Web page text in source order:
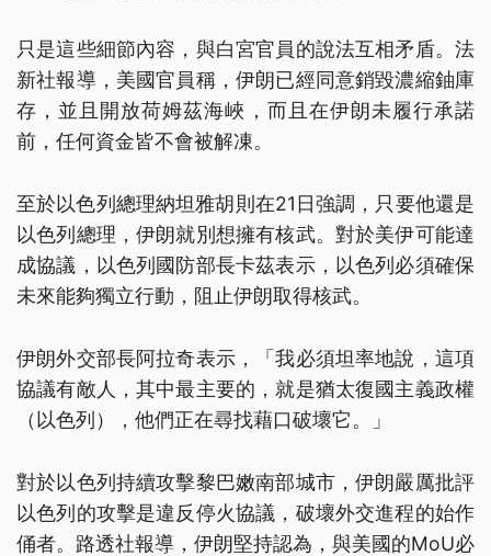
只是這些細節內容，與白宮官員的說法互相矛盾。法
新社報導，美國官員稱，伊朗已經同意銷毀濃縮鈾庫
存，並且開放荷姆茲海峽，而且在伊朗未履行承諾
前，任何資金皆不會被解凍。
至於以色列總理納坦雅胡則在21日強調，只要他還是
以色列總理，伊朗就別想擁有核武。對於美伊可能達
成協議，以色列國防部長卡茲表示，以色列必須確保
未來能夠獨立行動，阻止伊朗取得核武。
伊朗外交部長阿拉奇表示，「我必須坦率地說，這項
協議有敵人，其中最主要的，就是猶太復國主義政權
（以色列），他們正在尋找藉口破壞它。」
對於以色列持續攻擊黎巴嫩南部城市，伊朗嚴厲批評
以色列的攻擊是違反停火協議，破壞外交進程的始作
俑者。路透社報導，伊朗堅持認為，與美國的MoU必